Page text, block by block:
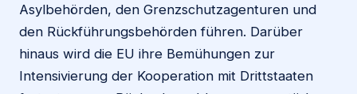
Asylbehörden, den Grenzschutzagenturen und
den Rückführungsbehörden führen. Darüber
hinaus wird die EU ihre Bemühungen zur
Intensivierung der Kooperation mit Drittstaaten